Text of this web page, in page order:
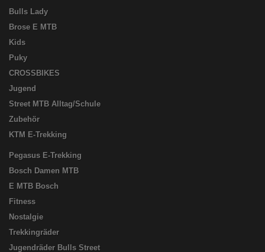
Bulls Lady
Brose E MTB
Kids
Puky
CROSSBIKES
Jugend
Street MTB Alltag/Schule
Zubehör
KTM E-Trekking
Pegasus E-Trekking
Bosch Damen MTB
E MTB Bosch
Fitness
Nostalgie
Trekkingräder
Jugendräder Bulls Street